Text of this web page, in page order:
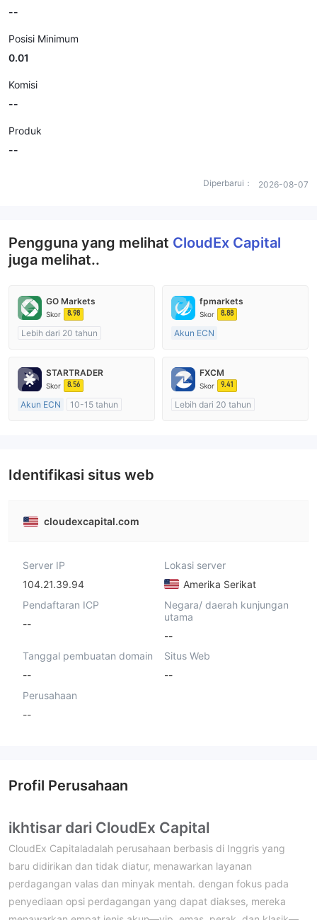
--
Posisi Minimum
0.01
Komisi
--
Produk
--
Diperbarui： 2026-08-07
Pengguna yang melihat CloudEx Capital
juga melihat..
GO Markets
Skor 8.98
Lebih dari 20 tahun
Market Maker (MM)
cTrader
fpmarkets
Skor 8.88
Akun ECN
Diatur di Australia
Market Maker (MM)
STARTRADER
Skor 8.56
Akun ECN
10-15 tahun
FXCM
Skor 9.41
Lebih dari 20 tahun
Identifikasi situs web
cloudexcapital.com
Server IP
104.21.39.94
Lokasi server
Amerika Serikat
Pendaftaran ICP
--
Negara/ daerah kunjungan
utama
--
Tanggal pembuatan domain
--
Situs Web
--
Perusahaan
--
Profil Perusahaan
ikhtisar dari CloudEx Capital
CloudEx Capitaladalah perusahaan berbasis di Inggris yang
baru didirikan dan tidak diatur, menawarkan layanan
perdagangan valas dan minyak mentah. dengan fokus pada
penyediaan opsi perdagangan yang dapat diakses, mereka